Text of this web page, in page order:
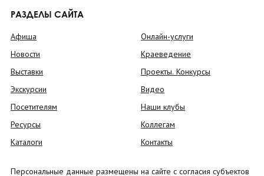
РАЗДЕЛЫ САЙТА
Афиша
Новости
Выставки
Экскурсии
Посетителям
Ресурсы
Каталоги
Онлайн-услуги
Краеведение
Проекты. Конкурсы
Видео
Наши клубы
Коллегам
Контакты
Персональные данные размещены на сайте с согласия субъектов